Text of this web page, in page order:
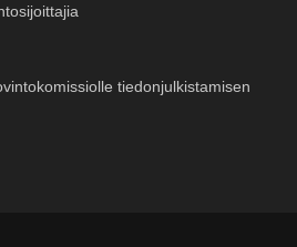
tiedonjulkistamisen